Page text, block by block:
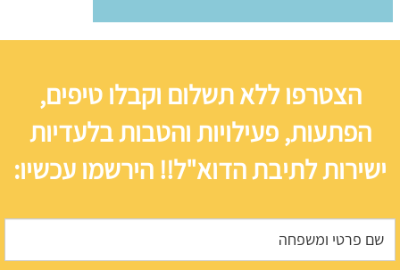
הצטרפו ללא תשלום וקבלו טיפים,
הפתעות, פעילויות והטבות בלעדיות
ישירות לתיבת הדוא"ל!! הירשמו עכשיו: